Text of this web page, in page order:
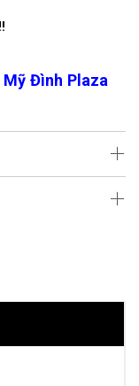
Đình Plaza